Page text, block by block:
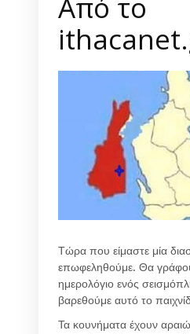
Τώρα που είμαστε μία
επωφεληθούμε. Θα
ημερολόγιο ενός
βαρεθούμε αυτό το
Τα κουνήματα έχουν